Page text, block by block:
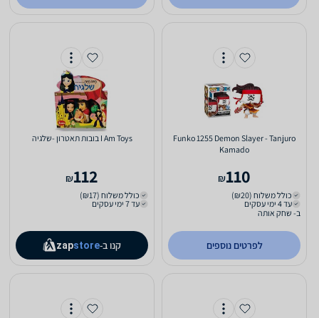
Funko 1255 Demon Slayer - Tanjuro
Kamado
110
₪
כולל משלוח (₪20)
עד 4 ימי עסקים
ב- שחק אותה
לפרטים נוספים
I Am Toys בובות תאטרון -שלגיה
112
₪
כולל משלוח (₪17)
עד 7 ימי עסקים
קנו ב- zapstore